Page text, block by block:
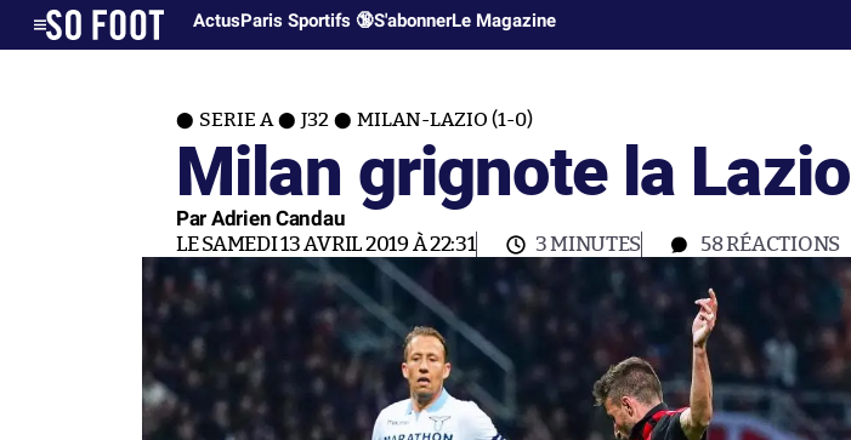
ActusParis Sportifs 🔞S'abonnerLe Magazine
SERIE A J32 MILAN-LAZIO (1-0)
Milan grignote la Lazio
Par Adrien Candau
LE SAMEDI 13 AVRIL 2019 À 22:31 3 MINUTES 58RÉACTIONS